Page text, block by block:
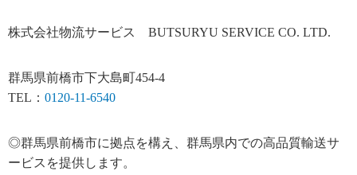
株式会社物流サービス BUTSURYU SERVICE CO. LTD.
群馬県前橋市下大島町454-4
TEL： 0120-11-6540
◎群馬県前橋市に拠点を構え、群馬県内での高品質輸送サ
ービスを提供します。